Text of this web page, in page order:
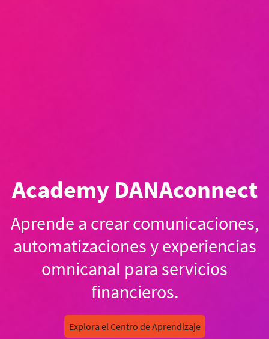
Academy DANAconnect
Aprende a crear comunicaciones,
automatizaciones y experiencias
omnicanal para servicios
financieros.
Explora el Centro de Aprendizaje